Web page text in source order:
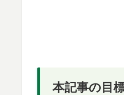
本記事の目